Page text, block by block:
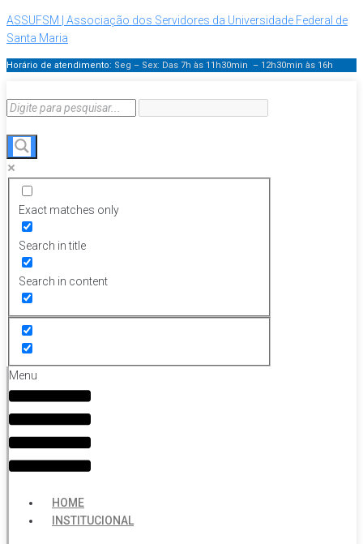
ASSUFSM | Associação dos Servidores da Universidade Federal de
Santa Maria
Horário de atendimento: Seg – Sex: Das 7h às 11h30min – 12h30min às 16h
Exact matches only
Search in title
Search in content
Menu
HOME
INSTITUCIONAL